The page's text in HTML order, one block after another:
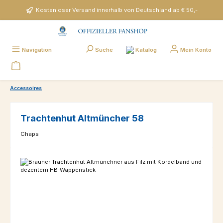
Zum Hauptinhalt springenKostenloser Versand innerhalb von Deutschland ab € 50,-
Navigation Suche Katalog Mein Konto
Accessoires
Trachtenhut Altmüncher 58
Chaps
Bildergalerie überspringen